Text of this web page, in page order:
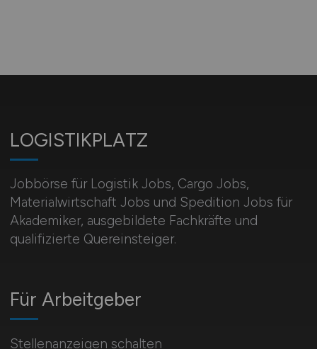
LOGISTIKPLATZ
Jobbörse für Logistik Jobs, Cargo Jobs,
Materialwirtschaft Jobs und Spedition Jobs für
Akademiker, ausgebildete Fachkräfte und
qualifizierte Quereinsteiger.
Für Arbeitgeber
Stellenanzeigen schalten